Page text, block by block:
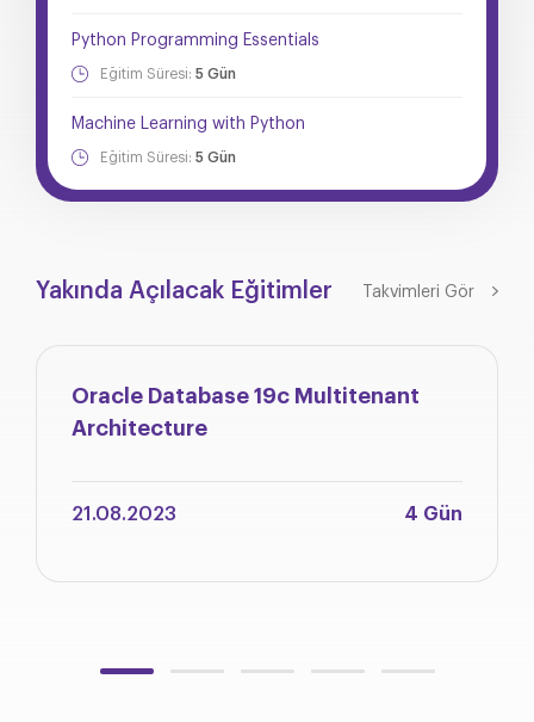
Python Programming Essentials
Eğitim Süresi: 5 Gün
Machine Learning with Python
Eğitim Süresi: 5 Gün
Yakında Açılacak Eğitimler Takvimleri Gör
Oracle Database 19c Multitenant
Architecture
21.08.2023 4 Gün